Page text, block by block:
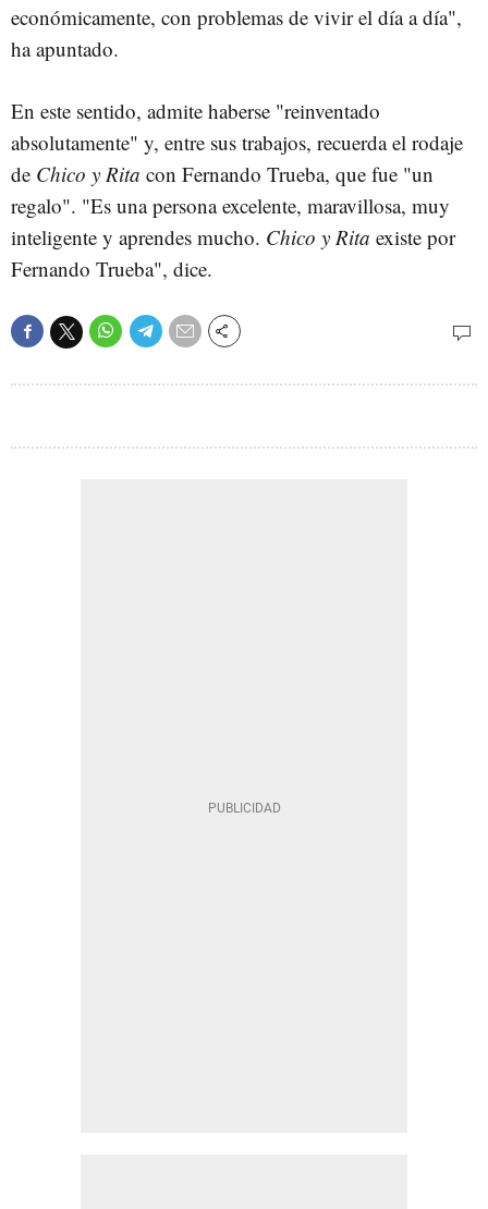
económicamente, con problemas de vivir el día a día",
ha apuntado.
En este sentido, admite haberse "reinventado
absolutamente" y, entre sus trabajos, recuerda el rodaje
de Chico y Rita con Fernando Trueba, que fue "un
regalo". "Es una persona excelente, maravillosa, muy
inteligente y aprendes mucho. Chico y Rita existe por
Fernando Trueba", dice.